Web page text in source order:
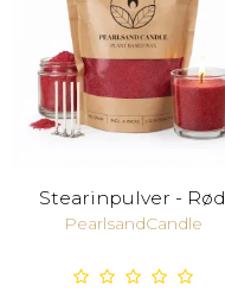
Stearinpulver - Rød
PearlsandCandle